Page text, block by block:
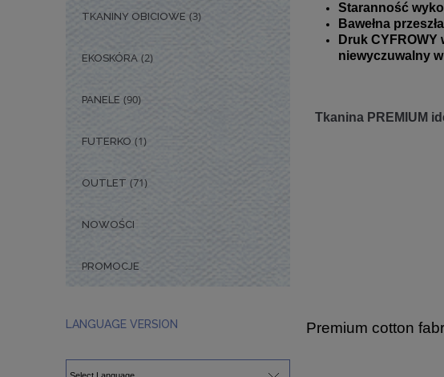
TKANINY OBICIOWE (3)
EKOSKÓRA (2)
PANELE (90)
FUTERKO (1)
OUTLET (71)
NOWOŚCI
PROMOCJE
LANGUAGE VERSION
Staranność
Bawełna
Druk
niewyczuwalny
Tkanina PREMIUM
Premium cotton